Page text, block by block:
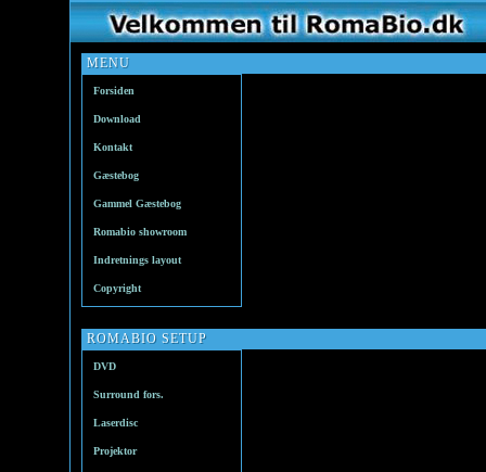
MENU
Forsiden
Download
Kontakt
Gæstebog
Gammel Gæstebog
Romabio showroom
Indretnings layout
Copyright
ROMABIO SETUP
DVD
Surround fors.
Laserdisc
Projektor